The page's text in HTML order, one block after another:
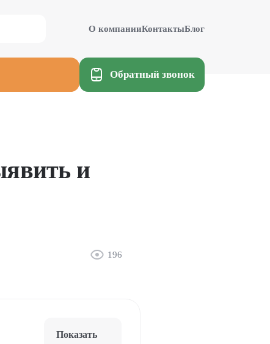
О компанииКонтактыБлог
Обратный звонок
и
196
Показать